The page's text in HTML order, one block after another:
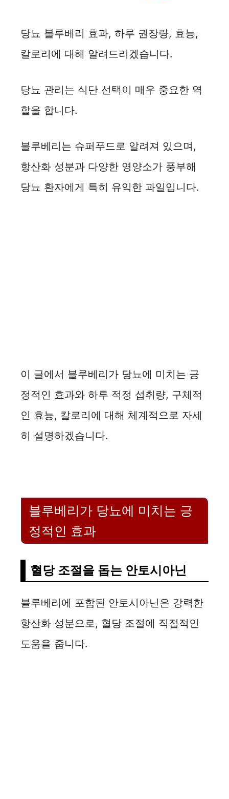
당뇨 블루베리 효과, 하루 권장량, 효능,
칼로리에 대해 알려드리겠습니다.
당뇨 관리는 식단 선택이 매우 중요한 역
할을 합니다.
블루베리는 슈퍼푸드로 알려져 있으며,
항산화 성분과 다양한 영양소가 풍부해
당뇨 환자에게 특히 유익한 과일입니다.
이 글에서 블루베리가 당뇨에 미치는 긍
정적인 효과와 하루 적정 섭취량, 구체적
인 효능, 칼로리에 대해 체계적으로 자세
히 설명하겠습니다.
블루베리가 당뇨에 미치는 긍
정적인 효과
혈당 조절을 돕는 안토시아닌
블루베리에 포함된 안토시아닌은 강력한
항산화 성분으로, 혈당 조절에 직접적인
도움을 줍니다.